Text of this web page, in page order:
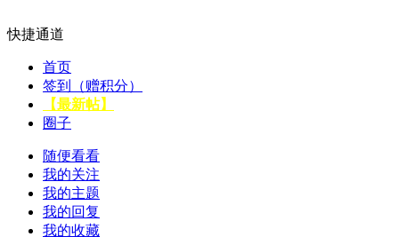
快捷通道
首页
签到（赠积分）
【最新帖】
圈子
随便看看
我的关注
我的主题
我的回复
我的收藏